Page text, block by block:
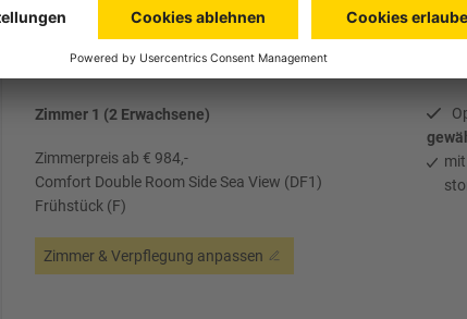
7 Hotelnächte Fr., 25.9.26
Zimmer 1 (2 Erwachsene)
Zimmerpreis ab € 984,-
Comfort Double Room Side Sea View (DF1)
Frühstück (F)
Zimmer & Verpflegung anpassen